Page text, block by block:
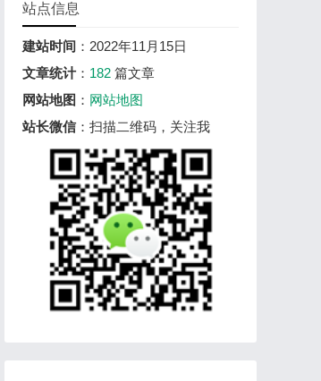
站点信息
建站时间 ：2022年11月15日
文章统计： 182 篇文章
网站地图 ： 网站地图
站长微信：扫描二维码，关注我